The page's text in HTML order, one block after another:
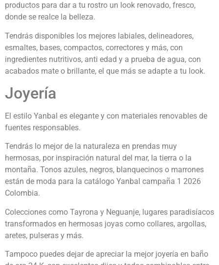
productos para dar a tu rostro un look renovado, fresco,
donde se realce la belleza.
Tendrás disponibles los mejores labiales, delineadores,
esmaltes, bases, compactos, correctores y más, con
ingredientes nutritivos, anti edad y a prueba de agua, con
acabados mate o brillante, el que más se adapte a tu look.
Joyería
El estilo Yanbal es elegante y con materiales renovables de
fuentes responsables.
Tendrás lo mejor de la naturaleza en prendas muy
hermosas, por inspiración natural del mar, la tierra o la
montaña. Tonos azules, negros, blanquecinos o marrones
están de moda para la catálogo Yanbal campaña 1 2026
Colombia.
Colecciones como Tayrona y Neguanje, lugares paradisíacos
transformados en hermosas joyas como collares, argollas,
aretes, pulseras y más.
Tampoco puedes dejar de apreciar la mejor joyería en baño